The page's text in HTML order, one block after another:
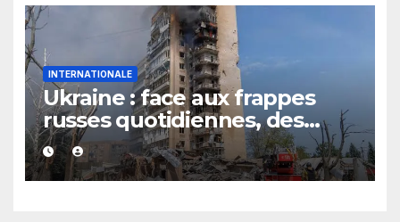
INTERNATIONALE
Ukraine : face aux frappes
russes quotidiennes, des
évacuations ordonnées à
Kramatorsk